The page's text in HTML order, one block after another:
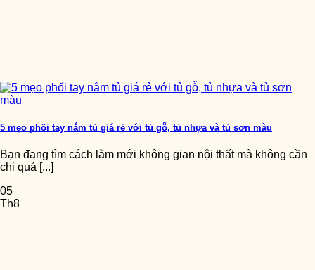
5 mẹo phối tay nắm tủ giá rẻ với tủ gỗ, tủ nhựa và tủ sơn màu
Bạn đang tìm cách làm mới không gian nội thất mà không cần
chi quá [...]
05
Th8